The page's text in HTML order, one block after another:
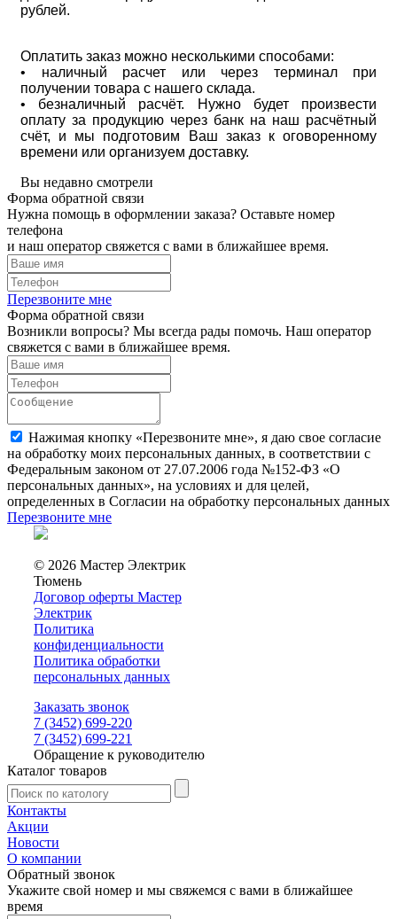
рублей.
Оплатить заказ можно несколькими способами:
• наличный расчет или через терминал при
получении товара с нашего склада.
• безналичный расчёт. Нужно будет произвести
оплату за продукцию через банк на наш расчётный
счёт, и мы подготовим Ваш заказ к оговоренному
времени или организуем доставку.
Вы недавно смотрели
Форма обратной связи
Нужна помощь в оформлении заказа? Оставьте номер
телефона
и наш оператор свяжется с вами в ближайшее время.
Перезвоните мне
Форма обратной связи
Возникли вопросы? Мы всегда рады помочь. Наш оператор
свяжется с вами в ближайшее время.
Нажимая кнопку «Перезвоните мне», я даю свое согласие
на обработку моих персональных данных, в соответствии с
Федеральным законом от 27.07.2006 года №152-ФЗ «О
персональных данных», на условиях и для целей,
определенных в Согласии на обработку персональных данных
Перезвоните мне
© 2026 Мастер Электрик
Тюмень
Договор оферты Мастер
Электрик
Политика
конфиденциальности
Политика обработки
персональных данных
Заказать звонок
7 (3452) 699-220
7 (3452) 699-221
Обращение к руководителю
Каталог товаров
Контакты
Акции
Новости
О компании
Обратный звонок
Укажите свой номер и мы свяжемся с вами в ближайшее
время